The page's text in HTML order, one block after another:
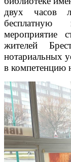
двух часов
бесплатную
мероприятие
жителей
нотариальных
в компетенцию